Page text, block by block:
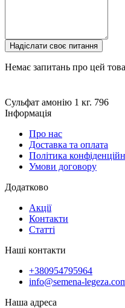
Надіслати своє питання
Немає запитань про цей
Сульфат амонію 1 кг. 796
Інформація
Про нас
Доставка та оплата
Політика
Умови договору
Додатково
Акції
Контакти
Статті
Наші контакти
+380954795964
info@semena-
Наша адреса